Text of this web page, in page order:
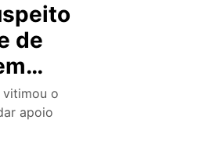
de
vitimou o
apoio